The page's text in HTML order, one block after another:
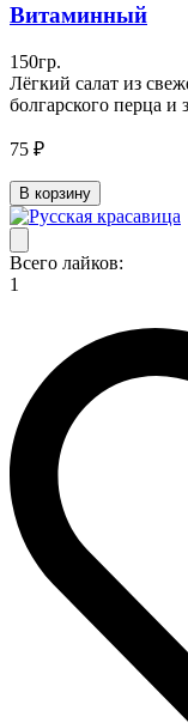
Витаминный
150гр.
Лёгкий салат из
болгарского перца и
75 ₽
В корзину
Всего лайков:
1